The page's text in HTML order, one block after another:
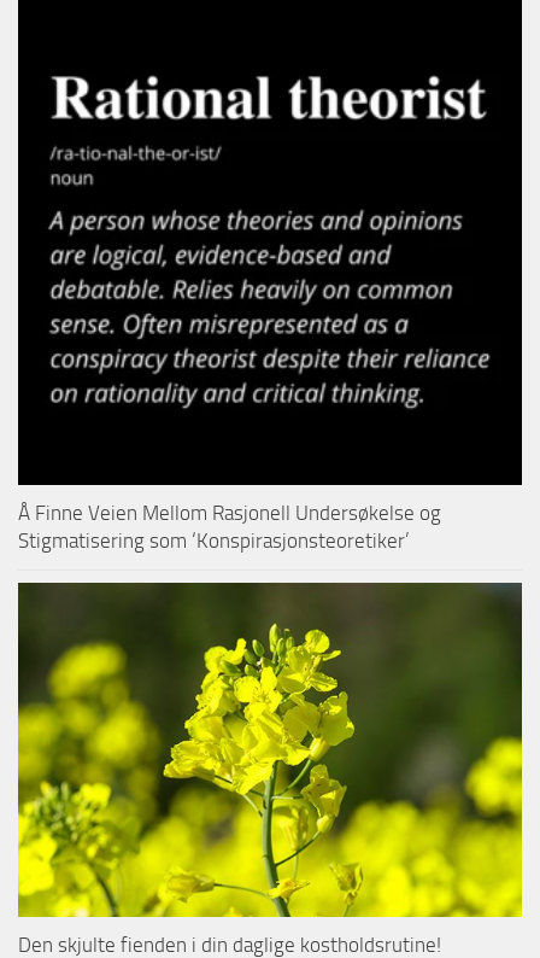
Å Finne Veien Mellom Rasjonell Undersøkelse og
Stigmatisering som ‘Konspirasjonsteoretiker’
Den skjulte fienden i din daglige kostholdsrutine!